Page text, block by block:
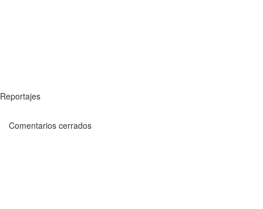
Reportajes
Comentarios cerrados